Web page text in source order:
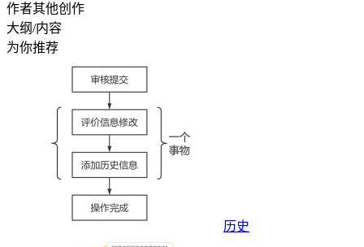
作者其他创作
大纲/内容
为你推荐
历史